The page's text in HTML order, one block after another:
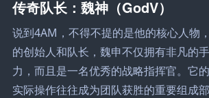
传奇队长：魏神（GodV）
说到4AM，不得不提的是他的核心人物
的创始人和队长，魏申不仅拥有非凡的
力，而且是一名优秀的战略指挥官。它
实际操作往往成为团队获胜的重要组成